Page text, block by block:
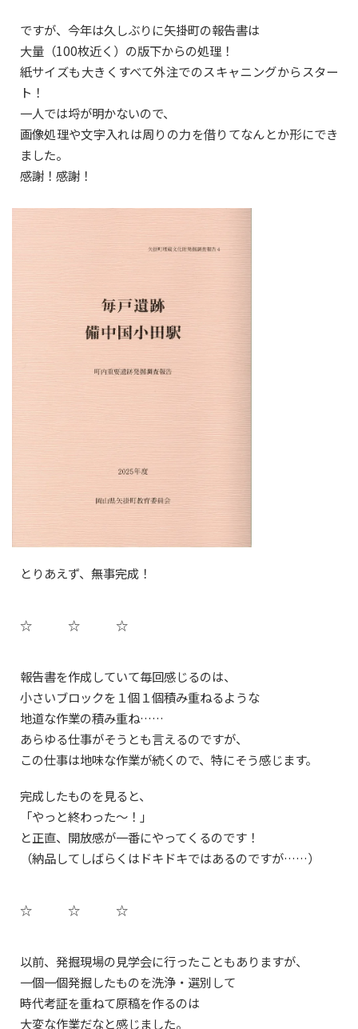
ですが、今年は久しぶりに矢掛町の報告書は
大量（100枚近く）の版下からの処理！
紙サイズも大きくすべて外注でのスキャニングからスター
ト！
一人では埒が明かないので、
画像処理や文字入れは周りの力を借りてなんとか形にでき
ました。
感謝！感謝！
とりあえず、無事完成！
☆ ☆ ☆
報告書を作成していて毎回感じるのは、
小さいブロックを１個１個積み重ねるような
地道な作業の積み重ね……
あらゆる仕事がそうとも言えるのですが、
この仕事は地味な作業が続くので、特にそう感じます。
完成したものを見ると、
「やっと終わった〜！」
と正直、開放感が一番にやってくるのです！
（納品してしばらくはドキドキではあるのですが……）
☆ ☆ ☆
以前、発掘現場の見学会に行ったこともありますが、
一個一個発掘したものを洗浄・選別して
時代考証を重ねて原稿を作るのは
大変な作業だなと感じました。